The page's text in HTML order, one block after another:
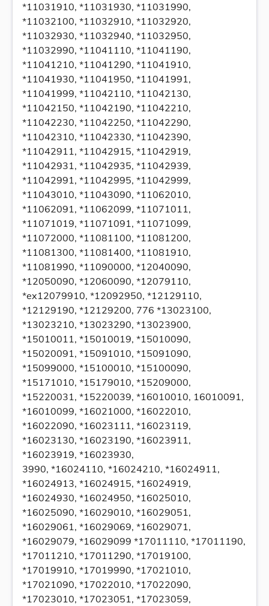
*11031910, *11031930, *11031990,
*11032100, *11032910, *11032920,
*11032930, *11032940, *11032950,
*11032990, *11041110, *11041190,
*11041210, *11041290, *11041910,
*11041930, *11041950, *11041991,
*11041999, *11042110, *11042130,
*11042150, *11042190, *11042210,
*11042230, *11042250, *11042290,
*11042310, *11042330, *11042390,
*11042911, *11042915, *11042919,
*11042931, *11042935, *11042939,
*11042991, *11042995, *11042999,
*11043010, *11043090, *11062010,
*11062091, *11062099, *11071011,
*11071019, *11071091, *11071099,
*11072000, *11081100, *11081200,
*11081300, *11081400, *11081910,
*11081990, *11090000, *12040090,
*12050090, *12060090, *12079110,
*ex12079910, *12092950, *12129110,
*12129190, *12129200, 776 *13023100,
*13023210, *13023290, *13023900,
*15010011, *15010019, *15010090,
*15020091, *15091010, *15091090,
*15099000, *15100010, *15100090,
*15171010, *15179010, *15209000,
*15220031, *15220039, *16010010, 16010091,
*16010099, *16021000, *16022010,
*16022090, *16023111, *16023119,
*16023130, *16023190, *16023911,
*16023919, *16023930,
3990, *16024110, *16024210, *16024911,
*16024913, *16024915, *16024919,
*16024930, *16024950, *16025010,
*16025090, *16029010, *16029051,
*16029061, *16029069, *16029071,
*16029079, *16029099 *17011110, *17011190,
*17011210, *17011290, *17019100,
*17019910, *17019990, *17021010,
*17021090, *17022010, *17022090,
*17023010, *17023051, *17023059,